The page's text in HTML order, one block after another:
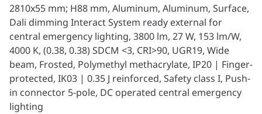
2810x55 mm; H88 mm, Aluminum, Aluminum, Surface,
Dali dimming Interact System ready external for
central emergency lighting, 3800 lm, 27 W, 153 lm/W,
4000 K, (0.38, 0.38) SDCM <3, CRI>90, UGR19, Wide
beam, Frosted, Polymethyl methacrylate, IP20 | Finger-
protected, IK03 | 0.35 J reinforced, Safety class I, Push-
in connector 5-pole, DC operated central emergency
lighting